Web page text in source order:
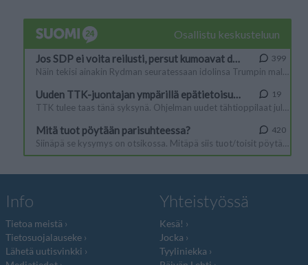
Info
Tietoa meistä
Tietosuojalauseke
Lähetä uutisvinkki
Yhteistyössä
Kesä!
Jocka
Tyyliniekka